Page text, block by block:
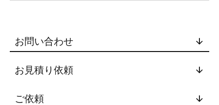
8
お問い合わせ
お見積り依頼
ご依頼